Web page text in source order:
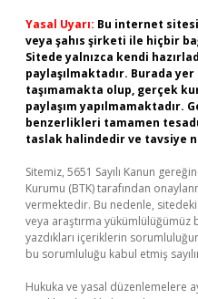
Yasal Uyarı: Bu internet
veya şahıs şirketi ile hiçbir
Sitede yalnızca kendi
paylaşılmaktadır. Burada
taşımamakta olup, gerçek
paylaşım yapılmamaktadır.
benzerlikleri tamamen
taslak halindedir ve tavsiye
Sitemiz, 5651 Sayılı Kanun
Kurumu (BTK) tarafından
vermektedir. Bu nedenle,
veya araştırma yükümlülüğümüz
yazdıkları içeriklerin
bu sorumluluğu kabul etmiş
Hukuka ve yasal düzenlemelere